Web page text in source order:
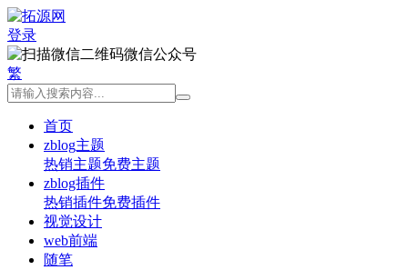
登录
微信公众号
繁
首页
zblog主题
热销主题免费主题
zblog插件
热销插件免费插件
视觉设计
web前端
随笔